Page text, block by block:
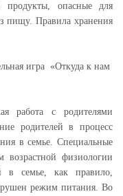
продукты, опасные для
пищу. Правила хранения
игра «Откуда к нам
работа с родителями
родителей в процесс
в семье. Специальные
возрастной физиологии
в семье, как правило,
режим питания. Во